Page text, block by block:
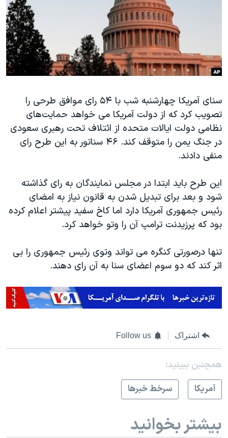
فرهنگ و زندگی
حقوق شهروندی
علم و فناوری
گالری عکس
آرشیو پخش زنده
انتخابات ریاست جمهوری آمریکا ۲۰۲۴
حمله جمهوری اسلامی به اسرائیل
رمز مهسا
اعتراضات زن، زندگی، آزادی
مجموعه مستندهای دادخواهی
تریبونال مردمی آبان ۹۸
دادگاه حمید نوری
قانون شفافیت دارائی کادر رهبری ایران
اعتراضات مردمی آبان ۹۸
اسرائیل در جنگ
نرگس محمدی برنده جایزه نوبل صلح
همایش محافظه‌کاران آمریکا «سی‌پک»
سفر پرزیدنت ترامپ به چین
زبانهای مختلف
سنای آمریکا چهارشنبه شب با ۵۴ رای موافق طرحی را
تصویب کرد که از دولت آمریکا می خواهد حمایت‌های
نظامی دولت ایالات متحده از ائتلاف تحت رهبری سعودی
در جنگ یمن را متوقف کند. ۴۶ سناتور به این طرح رای
منفی دادند.
این طرح باید ابتدا در مجلس نمایندگان به رای گذاشته
شود و بعد برای تبدیل شدن به قانون نیاز به امضای
رئیس جمهوری آمریکا دارد اما کاخ سفید پیشتر اعلام کرده
بود که پرزیدنت ترامپ آن را وتو خواهد کرد.
تنها درصورتی کنگره می تواند وتوی رئیس جمهوری را بی
اثر کند که دو سوم اعضای سنا به آن رای دهند.
اشتراک Follow us
همچنبن ببینید:
آمريکا
سرخط خبرها
بیشتر بخوانید